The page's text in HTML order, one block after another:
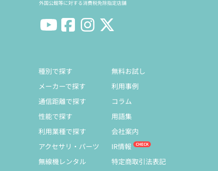
外国公館等に対する消費税免除指定店舗
種別で探す
メーカーで探す
通信距離で探す
性能で探す
利用業種で探す
アクセサリ・パーツ
無線機レンタル
無料お試し
利用事例
コラム
用語集
会社案内
IR情報
特定商取引法表記